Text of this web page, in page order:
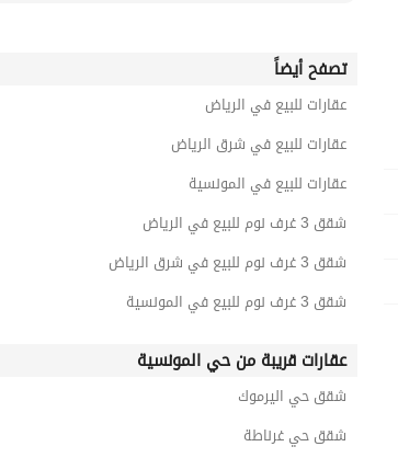
تصفح أيضاً
عقارات للبيع في الرياض
عقارات للبيع في شرق الرياض
عقارات للبيع في المونسية
شقق 3 غرف نوم للبيع في الرياض
شقق 3 غرف نوم للبيع في شرق الرياض
شقق 3 غرف نوم للبيع في المونسية
عقارات قريبة من حي المونسية
شقق حي اليرموك
شقق حي غرناطة